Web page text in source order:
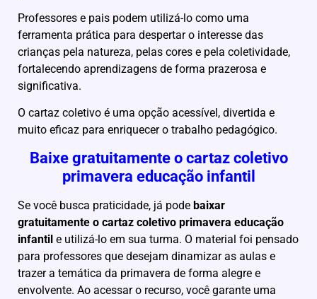
Professores e pais podem utilizá-lo como uma
ferramenta prática para despertar o interesse das
crianças pela natureza, pelas cores e pela coletividade,
fortalecendo aprendizagens de forma prazerosa e
significativa.
O cartaz coletivo é uma opção acessível, divertida e
muito eficaz para enriquecer o trabalho pedagógico.
Baixe gratuitamente o cartaz coletivo
primavera educação infantil
Se você busca praticidade, já pode baixar
gratuitamente o cartaz coletivo primavera educação
infantil e utilizá-lo em sua turma. O material foi pensado
para professores que desejam dinamizar as aulas e
trazer a temática da primavera de forma alegre e
envolvente. Ao acessar o recurso, você garante uma